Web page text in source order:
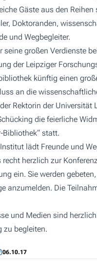
Gäste aus den Reihen
Doktoranden,
und Wegbegleiter.
seine großen Verdienste
der Leipziger
künftig einen
an die
Rektorin der Universität
die feierliche
Bibliothek“ statt.
lädt Freunde und
recht herzlich zur
ein. Sie werden
anzumelden. Die
und Medien sind
zu begleiten.
06.10.17